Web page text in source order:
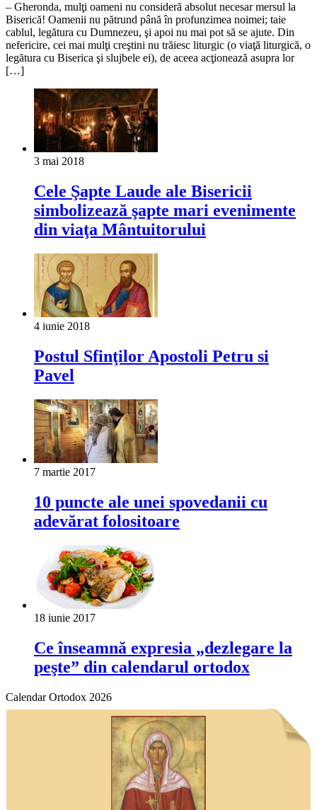
– Gheronda, mulţi oameni nu consideră absolut necesar mersul la
Biserică! Oamenii nu pătrund până în profunzimea noimei; taie
cablul, legătura cu Dumnezeu, şi apoi nu mai pot să se ajute. Din
nefericire, cei mai mulţi creştini nu trăiesc liturgic (o viaţă liturgică, o
legătura cu Biserica şi slujbele ei), de aceea acţionează asupra lor
[…]
3 mai 2018
Cele Şapte Laude ale Bisericii
simbolizează şapte mari evenimente
din viaţa Mântuitorului
4 iunie 2018
Postul Sfinţilor Apostoli Petru si
Pavel
7 martie 2017
10 puncte ale unei spovedanii cu
adevărat folositoare
18 iunie 2017
Ce înseamnă expresia „dezlegare la
peşte” din calendarul ortodox
Calendar Ortodox 2026